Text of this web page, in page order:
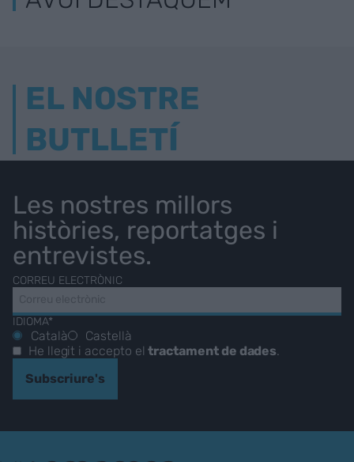
EL NOSTRE
BUTLLETÍ
Les nostres millors
històries, reportatges i
entrevistes.
CORREU ELECTRÒNIC
IDIOMA*
Català
Castellà
He llegit i accepto eltractament de dades.
Subscriure's